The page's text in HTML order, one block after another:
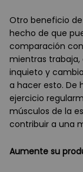
Otro beneficio
hecho de que
comparación
mientras trabaja,
inquieto y
a hacer esto. De
ejercicio
músculos de la
contribuir a una
Aumente su